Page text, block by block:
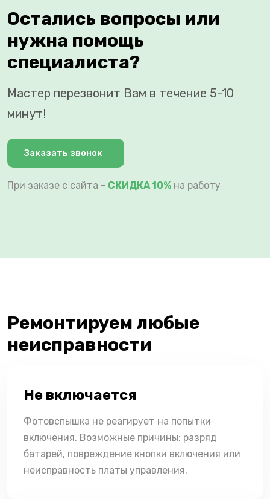
Остались вопросы или
нужна помощь
специалиста?
Мастер перезвонит Вам в течение 5-10
минут!
Заказать звонок
При заказе с сайта - СКИДКА 10% на работу
Ремонтируем любые
неисправности
Не включается
Фотовспышка не реагирует на попытки
включения. Возможные причины: разряд
батарей, повреждение кнопки включения или
неисправность платы управления.